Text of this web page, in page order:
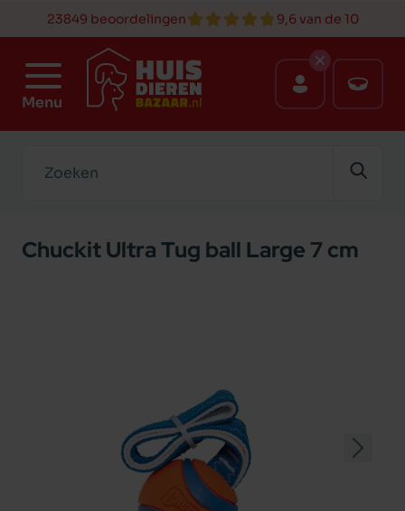
23849 beoordelingen 9,6 van de 10
Menu
Chuckit Ultra Tug ball Large 7 cm